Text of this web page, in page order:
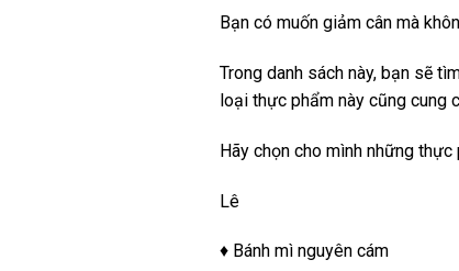
Bạn có muốn giảm cân mà
Trong danh sách này, bạn sẽ
loại thực phẩm này cũng cung
Hãy chọn cho mình những
Lê
♦ Bánh mì nguyên cám